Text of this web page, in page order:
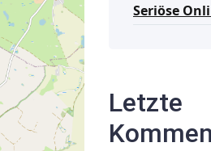
Seriöse
Letzte